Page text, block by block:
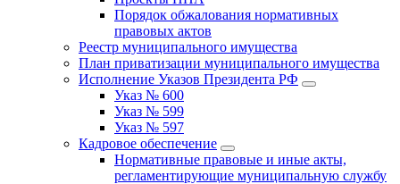
Порядок обжалования нормативных
правовых актов
Реестр муниципального имущества
План приватизации муниципального имущества
Исполнение Указов Президента РФ
Указ № 600
Указ № 599
Указ № 597
Кадровое обеспечение
Нормативные правовые и иные акты,
регламентирующие муниципальную службу